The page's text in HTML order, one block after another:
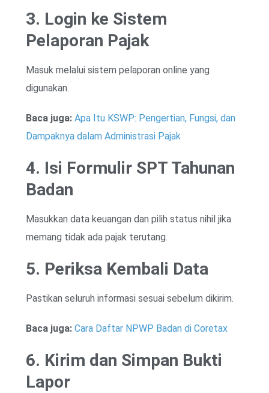
3. Login ke Sistem
Pelaporan Pajak
Masuk melalui sistem pelaporan online yang
digunakan.
Baca juga: Apa Itu KSWP: Pengertian, Fungsi, dan
Dampaknya dalam Administrasi Pajak
4. Isi Formulir SPT Tahunan
Badan
Masukkan data keuangan dan pilih status nihil jika
memang tidak ada pajak terutang.
5. Periksa Kembali Data
Pastikan seluruh informasi sesuai sebelum dikirim.
Baca juga: Cara Daftar NPWP Badan di Coretax
6. Kirim dan Simpan Bukti
Lapor